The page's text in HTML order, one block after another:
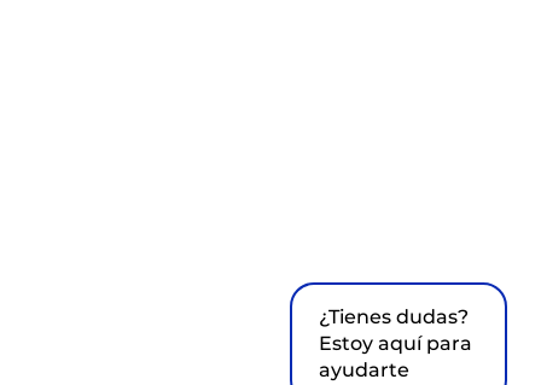
¿Tienes dudas?
Estoy aquí para
ayudarte